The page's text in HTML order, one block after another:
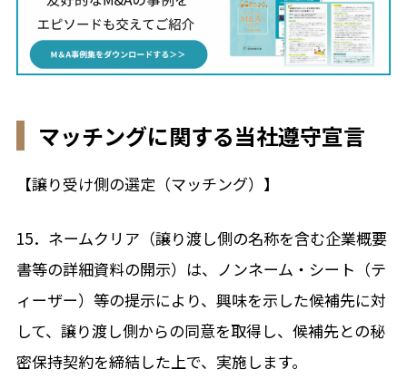
マッチングに関する当社遵守宣言
【譲り受け側の選定（マッチング）】
15．ネームクリア（譲り渡し側の名称を含む企業概要
書等の詳細資料の開示）は、ノンネーム・シート（テ
ィーザー）等の提示により、興味を示した候補先に対
して、譲り渡し側からの同意を取得し、候補先との秘
密保持契約を締結した上で、実施します。